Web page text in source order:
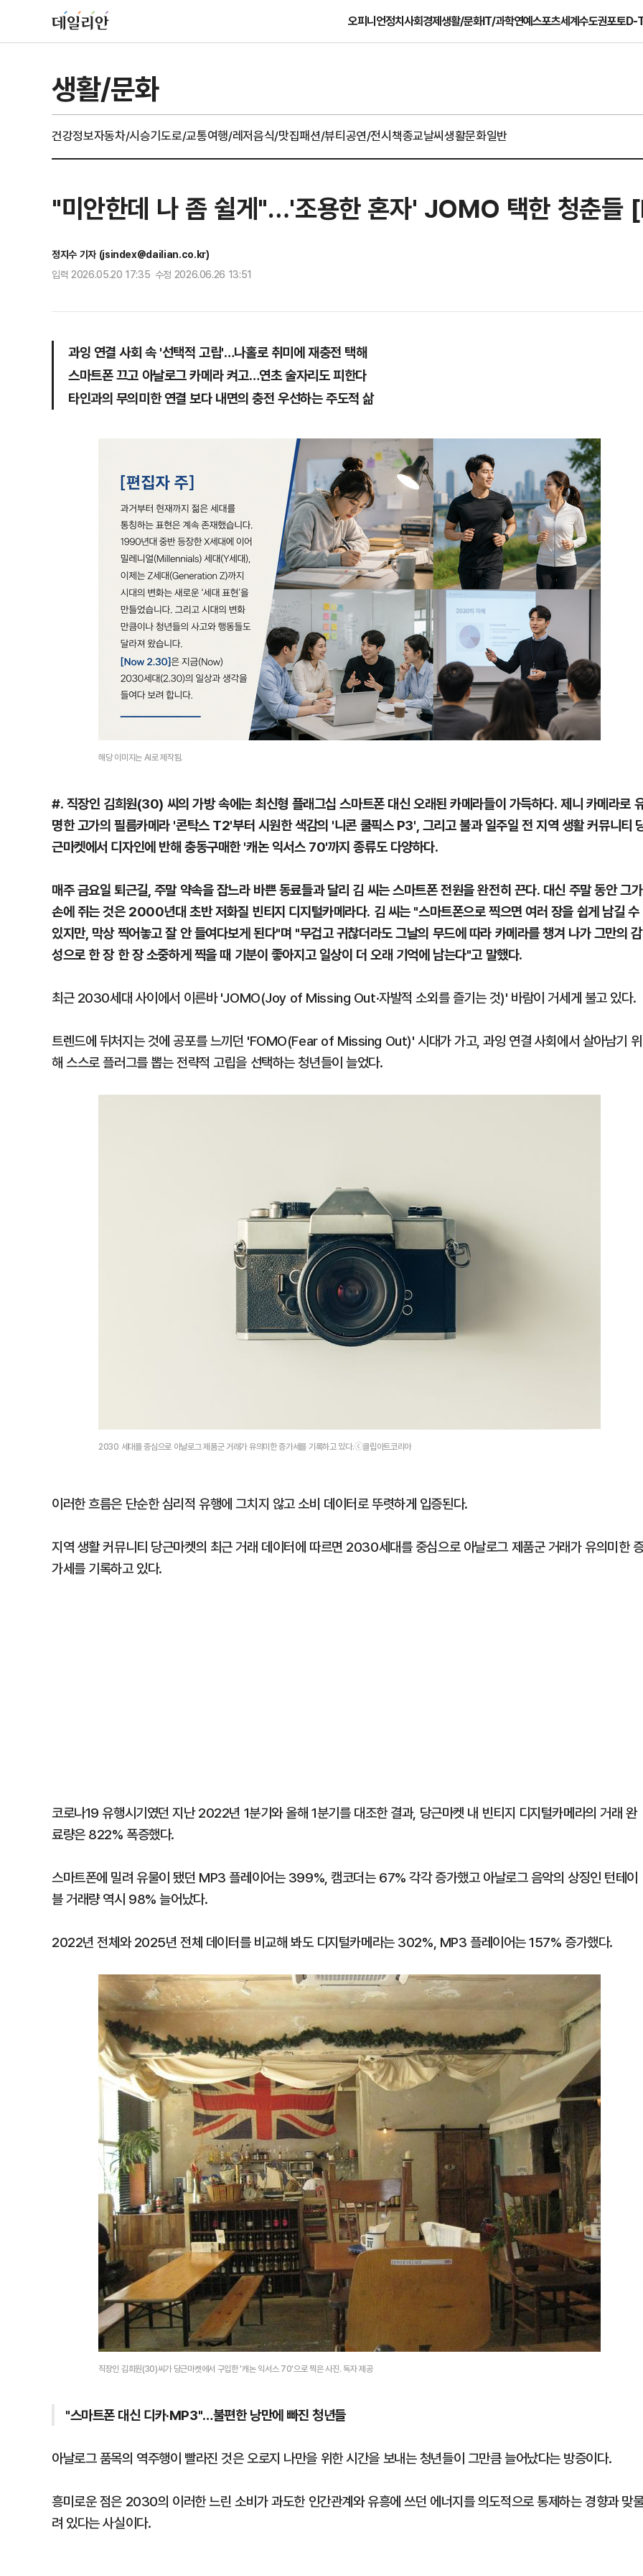
오피니언정치사회경제생활/문화IT/과학연예스포츠세계수도권포토D-
생활/문화
건강정보자동차/시승기도로/교통여행/레저음식/맛집패션/뷰티공연/전시책종교날씨생활문화일반
"미안한데 나 좀 쉴게"…'조용한 혼자' JOMO 택한 청춘
정지수 기자 (jsindex@dailian.co.kr)
입력 2026.05.20 17:35 수정 2026.06.26 13:51
과잉 연결 사회 속 '선택적 고립'…나홀로 취미에 재충전 택해
스마트폰 끄고 아날로그 카메라 켜고…연초 술자리도 피한다
타인과의 무의미한 연결 보다 내면의 충전 우선하는 주도적 삶
해당 이미지는 AI로 제작됨.
#. 직장인 김희원(30) 씨의 가방 속에는 최신형 플래그십 스마트폰 대신 오래된 카메라들이 가득하다. 제니 카메라로
명한 고가의 필름카메라 '콘탁스 T2'부터 시원한 색감의 '니콘 쿨픽스 P3', 그리고 불과 일주일 전 지역 생활 커뮤니티
근마켓에서 디자인에 반해 충동구매한 '캐논 익서스 70'까지 종류도 다양하다.
매주 금요일 퇴근길, 주말 약속을 잡느라 바쁜 동료들과 달리 김 씨는 스마트폰 전원을 완전히 끈다. 대신 주말 동안 그가
손에 쥐는 것은 2000년대 초반 저화질 빈티지 디지털카메라다. 김 씨는 "스마트폰으로 찍으면 여러 장을 쉽게 남길 수
있지만, 막상 찍어놓고 잘 안 들여다보게 된다"며 "무겁고 귀찮더라도 그날의 무드에 따라 카메라를 챙겨 나가 그만의 감
성으로 한 장 한 장 소중하게 찍을 때 기분이 좋아지고 일상이 더 오래 기억에 남는다"고 말했다.
최근 2030세대 사이에서 이른바 'JOMO(Joy of Missing Out·자발적 소외를 즐기는 것)' 바람이 거세게 불고 있다.
트렌드에 뒤처지는 것에 공포를 느끼던 'FOMO(Fear of Missing Out)' 시대가 가고, 과잉 연결 사회에서 살아남기 위
해 스스로 플러그를 뽑는 전략적 고립을 선택하는 청년들이 늘었다.
2030 세대를 중심으로 아날로그 제품군 거래가 유의미한 증가세를 기록하고 있다.ⓒ클립아트코리아
이러한 흐름은 단순한 심리적 유행에 그치지 않고 소비 데이터로 뚜렷하게 입증된다.
지역 생활 커뮤니티 당근마켓의 최근 거래 데이터에 따르면 2030세대를 중심으로 아날로그 제품군 거래가 유의미한
가세를 기록하고 있다.
코로나19 유행시기였던 지난 2022년 1분기와 올해 1분기를 대조한 결과, 당근마켓 내 빈티지 디지털카메라의 거래 완
료량은 822% 폭증했다.
스마트폰에 밀려 유물이 됐던 MP3 플레이어는 399%, 캠코더는 67% 각각 증가했고 아날로그 음악의 상징인 턴테이
블 거래량 역시 98% 늘어났다.
2022년 전체와 2025년 전체 데이터를 비교해 봐도 디지털카메라는 302%, MP3 플레이어는 157% 증가했다.
직장인 김희원(30)씨가 당근마켓에서 구입한 '캐논 익서스 70'으로 찍은 사진. 독자 제공
"스마트폰 대신 디카·MP3"…불편한 낭만에 빠진 청년들
아날로그 품목의 역주행이 빨라진 것은 오로지 나만을 위한 시간을 보내는 청년들이 그만큼 늘어났다는 방증이다.
흥미로운 점은 2030의 이러한 느린 소비가 과도한 인간관계와 유흥에 쓰던 에너지를 의도적으로 통제하는 경향과 맞
려 있다는 사실이다.